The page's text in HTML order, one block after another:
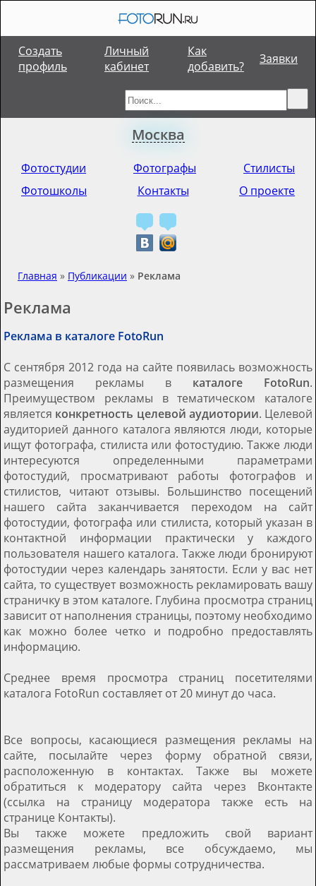
Создать
профиль
Личный
кабинет
Как
добавить?
Заявки
Москва
Фотостудии Фотографы
Стилисты
Фотошколы
Контакты О проекте
Главная » Публикации » Реклама
Реклама
Реклама в каталоге FotoRun
С сентября 2012 года на сайте появилась возможность
размещения рекламы в каталоге FotoRun.
Преимуществом рекламы в тематическом каталоге
является конкретность целевой аудиотории. Целевой
аудиторией данного каталога являются люди, которые
ищут фотографа, стилиста или фотостудию. Также люди
интересуются определенными параметрами
фотостудий, просматривают работы фотографов и
стилистов, читают отзывы. Большинство посещений
нашего сайта заканчивается переходом на сайт
фотостудии, фотографа или стилиста, который указан в
контактной информации практически у каждого
пользователя нашего каталога. Также люди бронируют
фотостудии через календарь занятости. Если у вас нет
сайта, то существует возможность рекламировать вашу
страничку в этом каталоге. Глубина просмотра страниц
зависит от наполнения страницы, поэтому необходимо
как можно более четко и подробно предоставлять
информацию.
Среднее время просмотра страниц посетителями
каталога FotoRun составляет от 20 минут до часа.
Все вопросы, касающиеся размещения рекламы на
сайте, посылайте через форму обратной связи,
расположенную в контактах. Также вы можете
обратиться к модератору сайта через Вконтакте
(ссылка на страницу модератора также есть на
странице Контакты).
Вы также можете предложить свой вариант
размещения рекламы, все обсуждаемо, мы
рассматриваем любые формы сотрудничества.